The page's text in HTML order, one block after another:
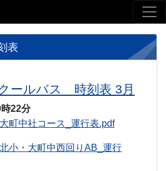
表
ールバス 時刻表 3月
22分
町中社コース_運行表.pdf
小・大町中西回りAB_運行